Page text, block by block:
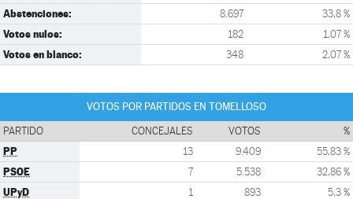
Abstenciones: 8.697 33,8 %
Votos nulos: 182 1,07 %
Votos en blanco: 348 2,07 %
VOTOS POR PARTIDOS EN TOMELLOSO
PARTIDO CONCEJALES VOTOS %
PP 13 9.409 55,83 %
PSOE 7 5.538 32,86 %
UPyD 1 893 5,3 %